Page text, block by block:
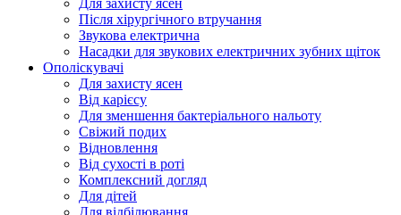
Для захисту ясен
Після хірургічного втручання
Звукова електрична
Насадки для звукових електричних зубних щіток
Ополіскувачі
Для захисту ясен
Від карієсу
Для зменшення бактеріального нальоту
Свіжий подих
Відновлення
Від сухості в роті
Комплексний догляд
Для дітей